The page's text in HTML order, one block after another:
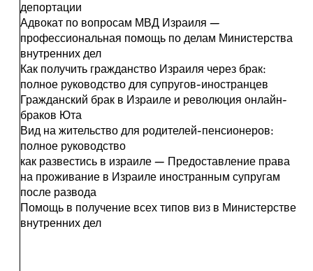
депортации
Адвокат по вопросам МВД Израиля —
профессиональная помощь по делам Министерства
внутренних дел
Как получить гражданство Израиля через брак:
полное руководство для супругов-иностранцев
Гражданский брак в Израиле и революция онлайн-
браков Юта
Вид на жительство для родителей-пенсионеров:
полное руководство
как развестись в израиле — Предоставление права
на проживание в Израиле иностранным супругам
после развода
Помощь в получение всех типов виз в Министерстве
внутренних дел